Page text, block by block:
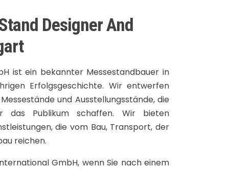
Designer And
ist ein bekannter Messestandbauer in
Erfolgsgeschichte. Wir entwerfen
und Ausstellungsstände, die
das Publikum schaffen. Wir bieten
die vom Bau, Transport, der
reichen.
GmbH, wenn Sie nach einem